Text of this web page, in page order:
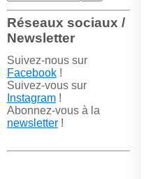
Réseaux sociaux /
Newsletter
Suivez-nous sur
Facebook!
Suivez-vous sur
Instagram!
Abonnez-vous à la
newsletter!